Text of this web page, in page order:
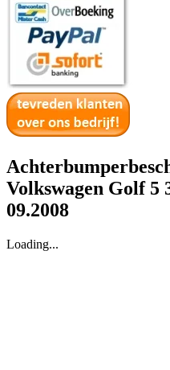
Volkswagen Golf 5
09.2008
Loading...